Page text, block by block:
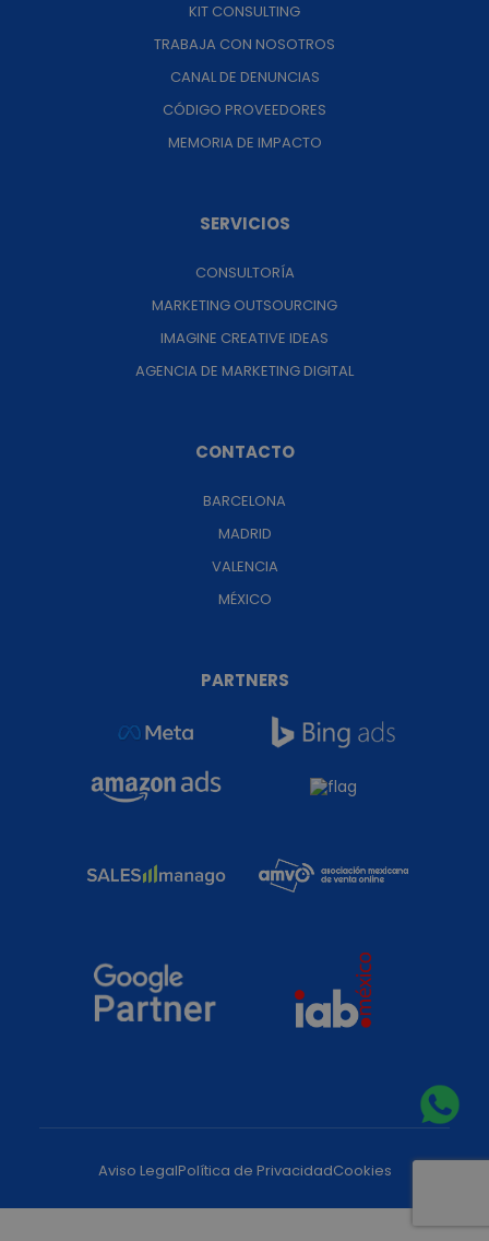
KIT CONSULTING
TRABAJA CON NOSOTROS
CANAL DE DENUNCIAS
CÓDIGO PROVEEDORES
MEMORIA DE IMPACTO
SERVICIOS
CONSULTORÍA
MARKETING OUTSOURCING
IMAGINE CREATIVE IDEAS
AGENCIA DE MARKETING DIGITAL
CONTACTO
BARCELONA
MADRID
VALENCIA
MÉXICO
PARTNERS
Aviso LegalPolítica de PrivacidadCookies